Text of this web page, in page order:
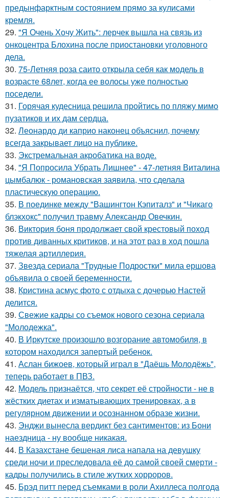
предынфарктным состоянием прямо за кулисами
кремля.
29. "Я Очень Хочу Жить": лерчек вышла на связь из
онкоцентра Блохина после приостановки уголовного
дела.
30. 75-Летняя роза саито открыла себя как модель в
возрасте 68лет, когда ее волосы уже полностью
поседели.
31. Горячая кудесница решила пройтись по пляжу мимо
пузатиков и их дам сердца.
32. Леонардо ди каприо наконец объяснил, почему
всегда закрывает лицо на публике.
33. Экстремальная акробатика на воде.
34. "Я Попросила Убрать Лишнее" - 47-летняя Виталина
цымбалюк - романовская заявила, что сделала
пластическую операцию.
35. В поединке между "Вашингтон Кэпиталз" и "Чикаго
блэкхокс" получил травму Александр Овечкин.
36. Виктория боня продолжает свой крестовый поход
против диванных критиков, и на этот раз в ход пошла
тяжелая артиллерия.
37. Звезда сериала "Трудные Подростки" мила ершова
объявила о своей беременности.
38. Кристина асмус фото с отдыха с дочерью Настей
делится.
39. Свежие кадры со съемок нового сезона сериала
"Молодежка".
40. В Иркутске произошло возгорание автомобиля, в
котором находился запертый ребенок.
41. Аслан бижоев, который играл в "Даёшь Молодёжь",
теперь работает в ПВЗ.
42. Модель признаётся, что секрет её стройности - не в
жёстких диетах и изматывающих тренировках, а в
регулярном движении и осознанном образе жизни.
43. Энджи вынесла вердикт без сантиментов: из Бони
наездница - ну вообще никакая.
44. В Казахстане бешеная лиса напала на девушку
среди ночи и преследовала её до самой своей смерти -
кадры получились в стиле жутких хорроров.
45. Брэд питт перед съемками в роли Ахиллеса полгода